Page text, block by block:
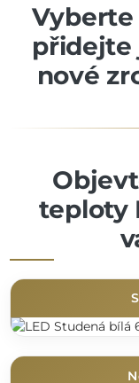
Vyberte
přidejte
nové
teploty